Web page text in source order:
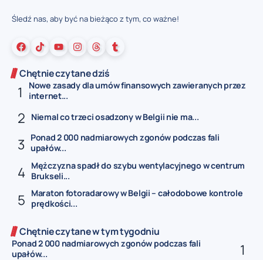
Śledź nas, aby być na bieżąco z tym, co ważne!
Chętnie czytane dziś
Nowe zasady dla umów finansowych zawieranych przez
internet...
Niemal co trzeci osadzony w Belgii nie ma...
Ponad 2 000 nadmiarowych zgonów podczas fali
upałów...
Mężczyzna spadł do szybu wentylacyjnego w centrum
Brukseli...
Maraton fotoradarowy w Belgii – całodobowe kontrole
prędkości...
Chętnie czytane w tym tygodniu
Ponad 2 000 nadmiarowych zgonów podczas fali
upałów...